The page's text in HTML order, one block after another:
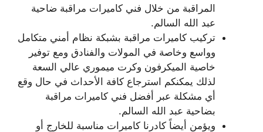
المراقبة من خلال فني كاميرات مراقبة ضاحية
عبد الله السالم.
تركيب كاميرات مراقبة بشبكة نظام أمني متكامل
وواسع وخاصة في المولات والفنادق ومع توفير
خاصية الميكرفون وكرت ميموري عالي السعة
لذلك يمكنكم استرجاع كافة الأحداث في حال وقع
أي مشكلة عبر أفضل فني كاميرات مراقبة
بضاحية عبد الله السالم.
ويؤمن أيضاً كادرنا كاميرات مناسبة للخارج أو